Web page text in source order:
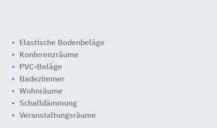
Elastische Bodenbeläge
Konferenzräume
PVC-Beläge
Badezimmer
Wohnräume
Schalldämmung
Veranstaltungsräume